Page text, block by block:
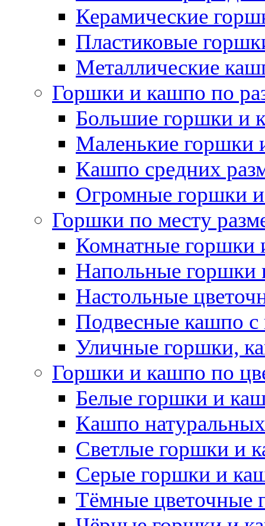
Керамические
Пластиковые
Металлические
Горшки и кашпо по
Большие горшки и
Маленькие горшки
Кашпо средних
Огромные горшки
Горшки по месту
Комнатные горшки
Напольные горшки
Настольные
Подвесные кашпо с
Уличные горшки,
Горшки и кашпо по
Белые горшки и
Кашпо
Светлые горшки и
Серые горшки и
Тёмные цветочные